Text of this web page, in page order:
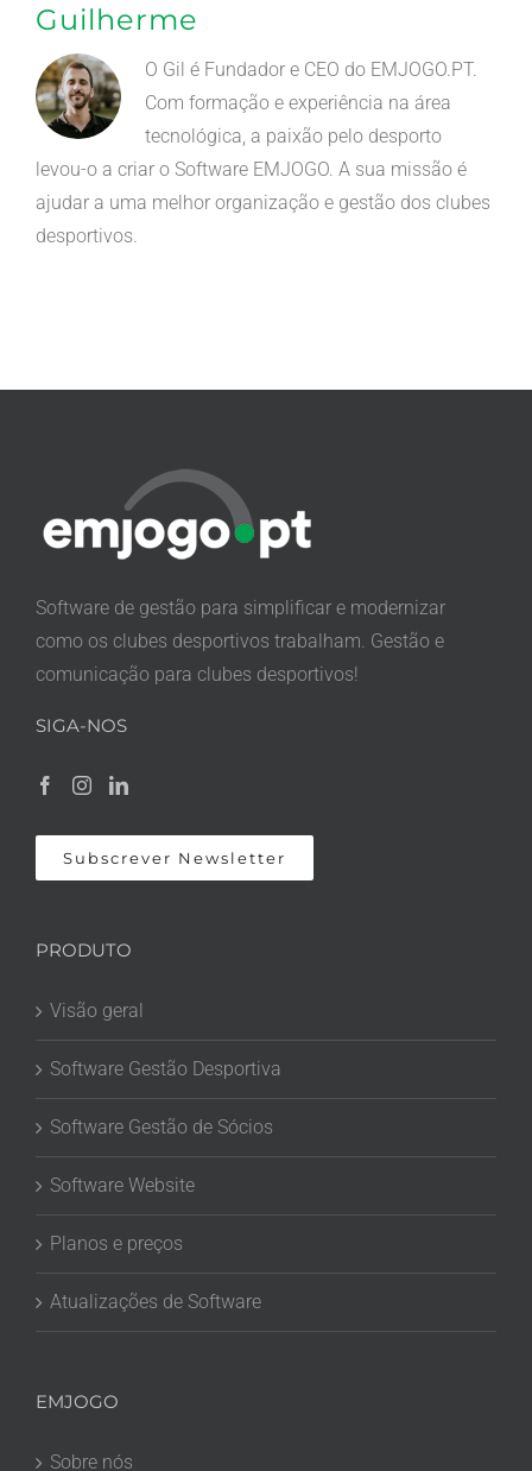
Guilherme
O Gil é Fundador e CEO do EMJOGO.PT.
Com formação e experiência na área
tecnológica, a paixão pelo desporto
levou-o a criar o Software EMJOGO. A sua missão é
ajudar a uma melhor organização e gestão dos clubes
desportivos.
Software de gestão para simplificar e modernizar
como os clubes desportivos trabalham. Gestão e
comunicação para clubes desportivos!
SIGA-NOS
Subscrever Newsletter
PRODUTO
Visão geral
Software Gestão Desportiva
Software Gestão de Sócios
Software Website
Planos e preços
Atualizações de Software
EMJOGO
Sobre nós